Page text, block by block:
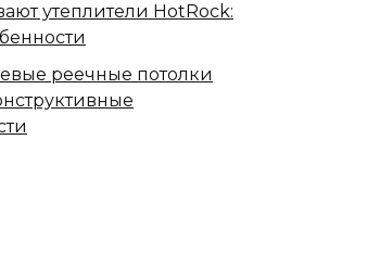
утеплители HotRock:
реечные потолки